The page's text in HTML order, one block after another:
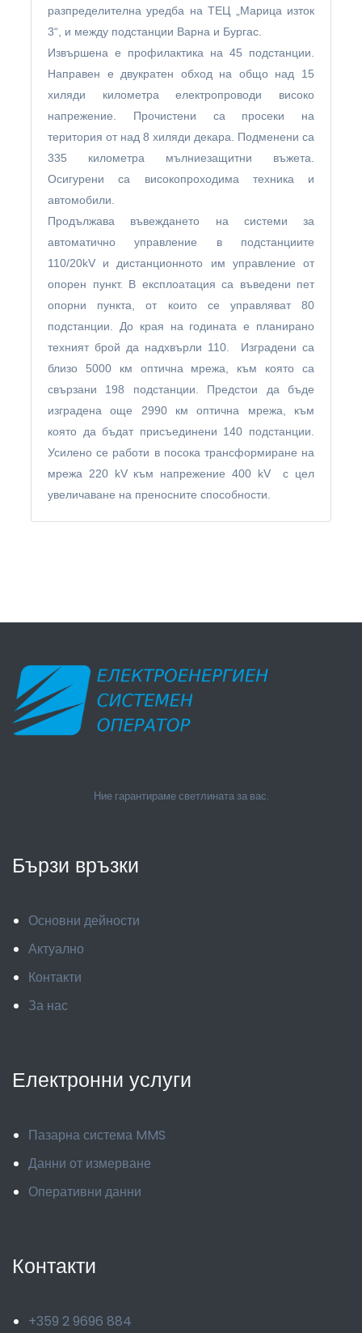
разпределителна уредба на ТЕЦ „Марица изток
3“, и между подстанции Варна и Бургас.
Извършена е профилактика на 45 подстанции.
Направен е двукратен обход на общо над 15
хиляди километра електропроводи високо
напрежение. Прочистени са просеки на
територия от над 8 хиляди декара. Подменени са
335 километра мълниезащитни въжета.
Осигурени са високопроходима техника и
автомобили.
Продължава въвеждането на системи за
автоматично управление в подстанциите
110/20kV и дистанционното им управление от
опорен пункт. В експлоатация са въведени пет
опорни пункта, от които се управляват 80
подстанции. До края на годината е планирано
техният брой да надхвърли 110. Изградени са
близо 5000 км оптична мрежа, към която са
свързани 198 подстанции. Предстои да бъде
изградена още 2990 км оптична мрежа, към
която да бъдат присъединени 140 подстанции.
Усилено се работи в посока трансформиране на
мрежа 220 kV към напрежение 400 kV с цел
увеличаване на преносните способности.
Ние гарантираме светлината за вас.
Бързи връзки
Основни дейности
Актуално
Контакти
За нас
Електронни услуги
Пазарна система MMS
Данни от измерване
Оперативни данни
Контакти
+359 2 9696 884